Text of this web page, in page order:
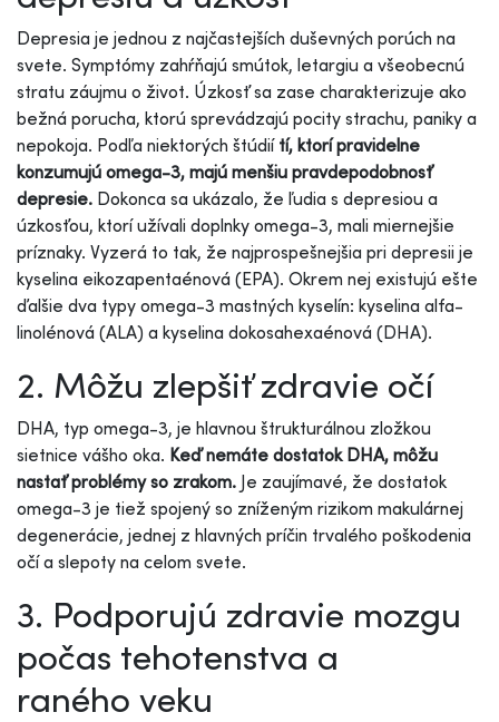
Depresia je jednou z najčastejších duševných porúch na
svete. Symptómy zahŕňajú smútok, letargiu a všeobecnú
stratu záujmu o život. Úzkosť sa zase charakterizuje ako
bežná porucha, ktorú sprevádzajú pocity strachu, paniky a
nepokoja. Podľa niektorých štúdií tí, ktorí pravidelne
konzumujú omega-3, majú menšiu pravdepodobnosť
depresie. Dokonca sa ukázalo, že ľudia s depresiou a
úzkosťou, ktorí užívali doplnky omega-3, mali miernejšie
príznaky. Vyzerá to tak, že najprospešnejšia pri depresii je
kyselina eikozapentaénová (EPA). Okrem nej existujú ešte
ďalšie dva typy omega-3 mastných kyselín: kyselina alfa-
linolénová (ALA) a kyselina dokosahexaénová (DHA).
2. Môžu zlepšiť zdravie očí
DHA, typ omega-3, je hlavnou štrukturálnou zložkou
sietnice vášho oka. Keď nemáte dostatok DHA, môžu
nastať problémy so zrakom. Je zaujímavé, že dostatok
omega-3 je tiež spojený so zníženým rizikom makulárnej
degenerácie, jednej z hlavných príčin trvalého poškodenia
očí a slepoty na celom svete.
3. Podporujú zdravie mozgu
počas tehotenstva a
raného veku